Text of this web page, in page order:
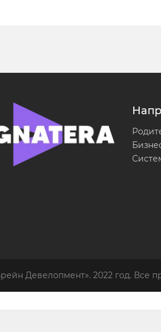
Девелопмент». 2022 год. Все